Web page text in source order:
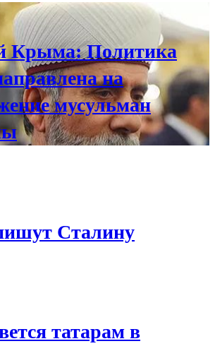
Крыма: Политика
на
мусульман
Сталину
татарам в